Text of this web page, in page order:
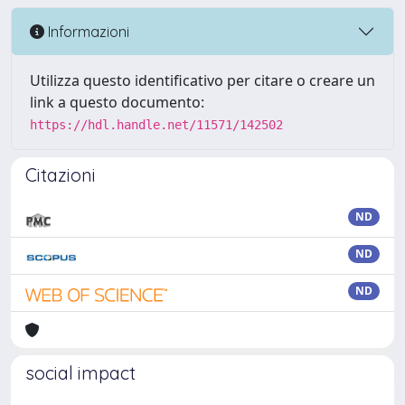
Informazioni
Utilizza questo identificativo per citare o creare un
link a questo documento:
https://hdl.handle.net/11571/142502
Citazioni
ND
ND
ND
social impact